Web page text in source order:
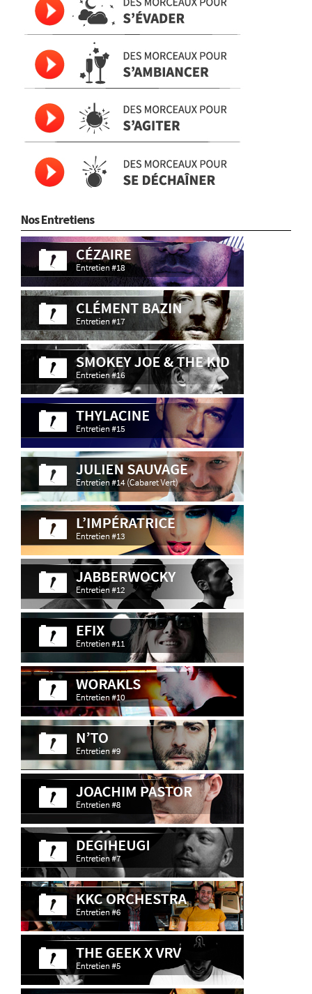
Nos Entretiens